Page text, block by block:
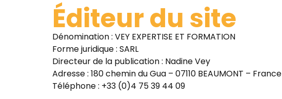
Éditeur du site
Dénomination : VEY EXPERTISE ET FORMATION
Forme juridique : SARL
Directeur de la publication : Nadine Vey
Adresse : 180 chemin du Gua – 07110 BEAUMONT – France
Téléphone : +33 (0)4 75 39 44 09